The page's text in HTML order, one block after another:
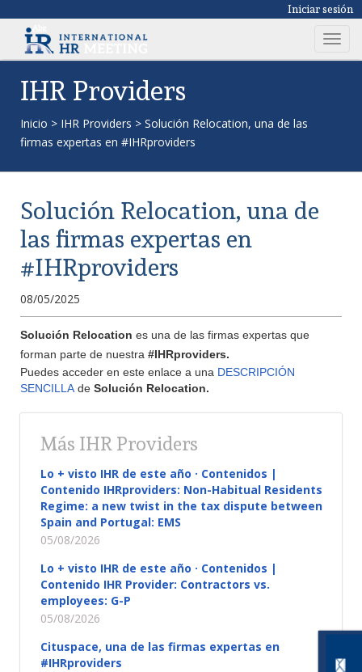
Iniciar sesión
T
o
a
n
IHR Providers
Inicio > IHR Providers > Solución Relocation, una de las
firmas expertas en #IHRproviders
Solución Relocation, una de
las firmas expertas en
#IHRproviders
08/05/2025
Solución Relocation es una de las firmas expertas que
forman parte de nuestra #IHRproviders.
Puedes acceder en este enlace a una DESCRIPCIÓN
SENCILLA de Solución Relocation.
Más IHR Providers
Lo + visto IHR de este año · Contenidos |
Contenido IHRproviders: Non-Habitual Residents
Regime: a new twist in the tax dispute between
Spain and Portugal: EMS
05/08/2026
Lo + visto IHR de este año · Contenidos |
Contenido IHR Provider: Contractors vs.
employees: G-P
05/08/2026
Cituspace, una de las firmas expertas en
#IHRproviders